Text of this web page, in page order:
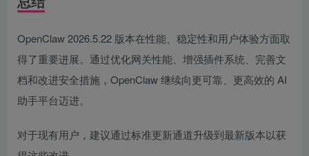
OpenClaw 2026.5.22 版本在性能、稳定性和用户体验方面取
得了重要进展。通过优化网关性能、增强插件系统、完善文
档和改进安全措施，OpenClaw 继续向更可靠、更高效的 AI
助手平台迈进。
对于现有用户，建议通过标准更新通道升级到最新版本以获